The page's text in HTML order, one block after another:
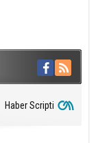
Haber Scripti